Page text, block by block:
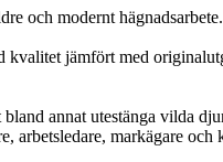
och modernt hägnadsarbete.
kvalitet jämfört med
bland annat utestänga vilda
arbetsledare, markägare